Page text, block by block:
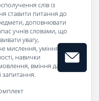
слів із
ставити питання до
доповнювати
учнів словами, що
увагу,
мислення, уміння
навички
вміння давати
запитання.